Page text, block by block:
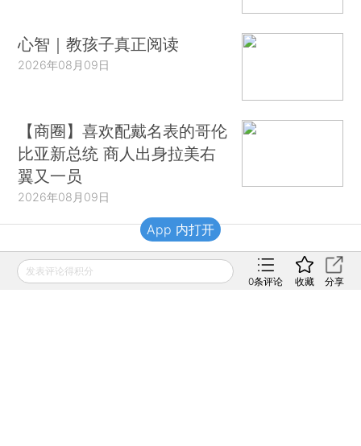
心智｜教孩子真正阅读
2026年08月09日
【商圈】喜欢配戴名表的哥伦
比亚新总统 商人出身拉美右
翼又一员
2026年08月09日
财新移动
发表评论得积分
0条评论 收藏 分享
App 内打开